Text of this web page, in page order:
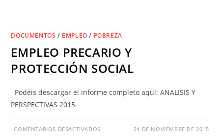
DOCUMENTOS / EMPLEO / POBREZA
EMPLEO PRECARIO Y
PROTECCIÓN SOCIAL
Podéis descargar el informe completo aquí: ANALISIS Y
PERSPECTIVAS 2015
COMENTARIOS DESACTIVADOS 24 DE NOVIEMBRE DE 2015